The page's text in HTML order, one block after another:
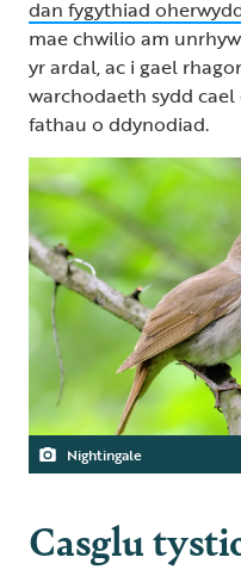
dan fygythiad
mae chwilio am
yr ardal, ac i gael
warchodaeth sydd
fathau o ddynodiad.
Nightingale
Casglu